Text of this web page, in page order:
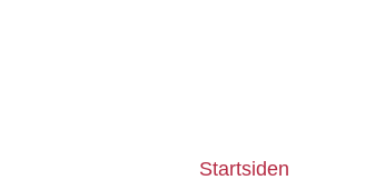
Startsiden